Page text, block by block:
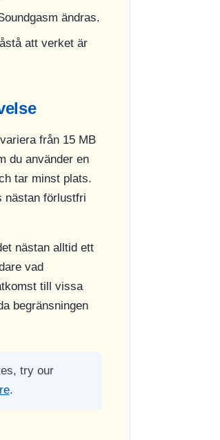
ändras.
att verket är
från 15 MB
du använder en
tar minst plats.
nästan förlustfri
nästan alltid ett
vad
till vissa
begränsningen
try our
.